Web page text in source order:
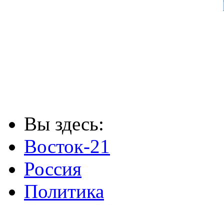
Вы здесь:
Восток-21
Россия
Политика